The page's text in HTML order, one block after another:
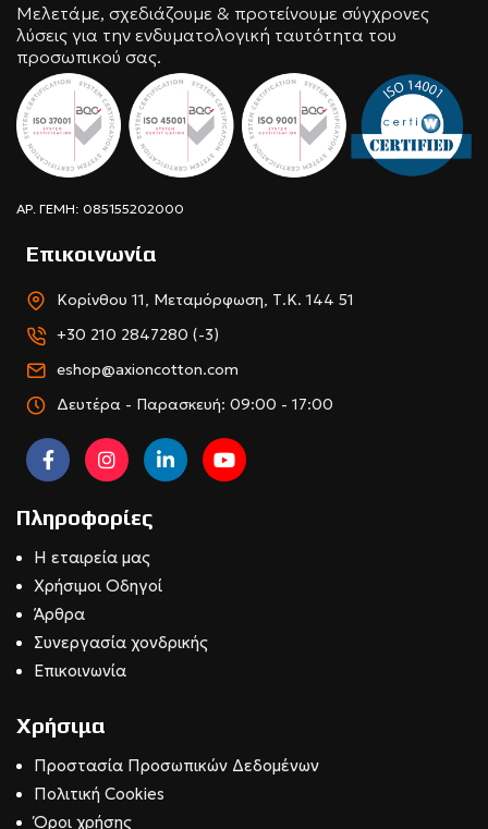
Μελετάμε, σχεδιάζουμε & προτείνουμε σύγχρονες
λύσεις για την ενδυματολογική ταυτότητα του
προσωπικού σας.
ΑΡ. ΓΕΜΗ: 085155202000
Επικοινωνία
Κορίνθου 11, Μεταμόρφωση, Τ.Κ. 144 51
+30 210 2847280 (-3)
eshop@axioncotton.com
Δευτέρα - Παρασκευή: 09:00 - 17:00
Πληροφορίες
Η εταιρεία μας
Χρήσιμοι Οδηγοί
Άρθρα
Συνεργασία χονδρικής
Επικοινωνία
Χρήσιμα
Προστασία Προσωπικών Δεδομένων
Πολιτική Cookies
Όροι χρήσης